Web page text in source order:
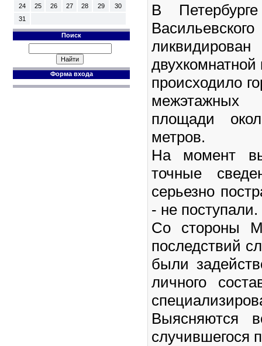
24
25 26 27 28 29
30
31
Поиск
Форма входа
В
происходило
площади
метров.
На момент
точные
серьезно
- не поступали.
Со стороны
последствий
были
личного
Выясняются
случившегося